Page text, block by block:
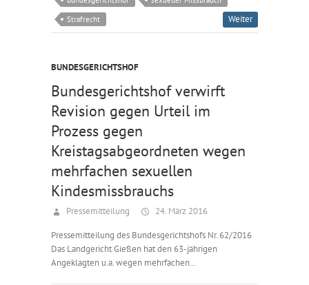
Strafrecht
Weiter
BUNDESGERICHTSHOF
Bundesgerichtshof verwirft
Revision gegen Urteil im
Prozess gegen
Kreistagsabgeordneten wegen
mehrfachen sexuellen
Kindesmissbrauchs
Pressemitteilung 24. März 2016
Pressemitteilung des Bundesgerichtshofs Nr. 62/2016
Das Landgericht Gießen hat den 63-jährigen
Angeklagten u.a. wegen mehrfachen…